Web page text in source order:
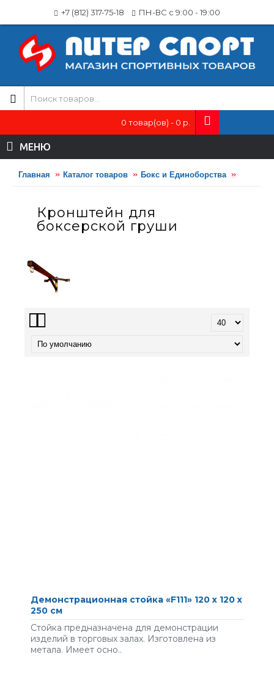
+7 (812) 317-75-18 ПН-ВС с 9:00 - 19:00
0 товар(ов) - 0 р.
МЕНЮ
Главная Каталог товаров Бокс и Единоборства
Кронштейн для
боксерской груши
Демонстрационная стойка «F111» 120 х 120 х
250 см
Стойка предназначена для демонстрации
изделий в торговых залах. Изготовлена из
метала. Имеет осно..